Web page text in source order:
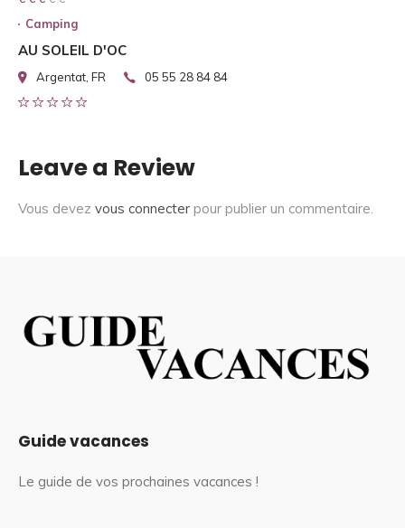
Camping
AU SOLEIL D'OC
Argentat, FR 05 55 28 84 84
Leave a Review
Vous devez vous connecter pour publier un commentaire.
Guide vacances
Le guide de vos prochaines vacances !